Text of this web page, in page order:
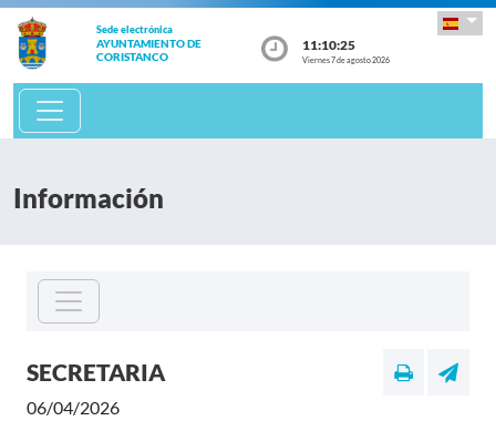
Sede electrónica
AYUNTAMIENTO DE
CORISTANCO
11:10:25
Viernes 7 de agosto 2026
Información
SECRETARIA
06/04/2026